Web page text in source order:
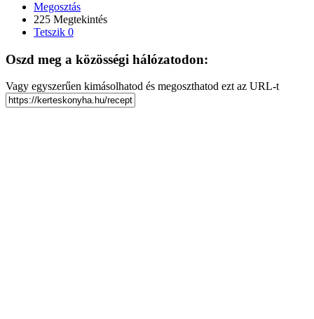
Megosztás
225 Megtekintés
Tetszik 0
Oszd meg a közösségi hálózatodon:
Vagy egyszerűen kimásolhatod és megoszthatod ezt az URL-t